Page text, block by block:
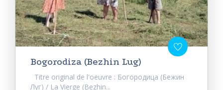
Bogorodiza (Bezhin Lug)
Titre original de l'oeuvre : Богородица (Бежин
Луг) / La Vierge (Bezhin...